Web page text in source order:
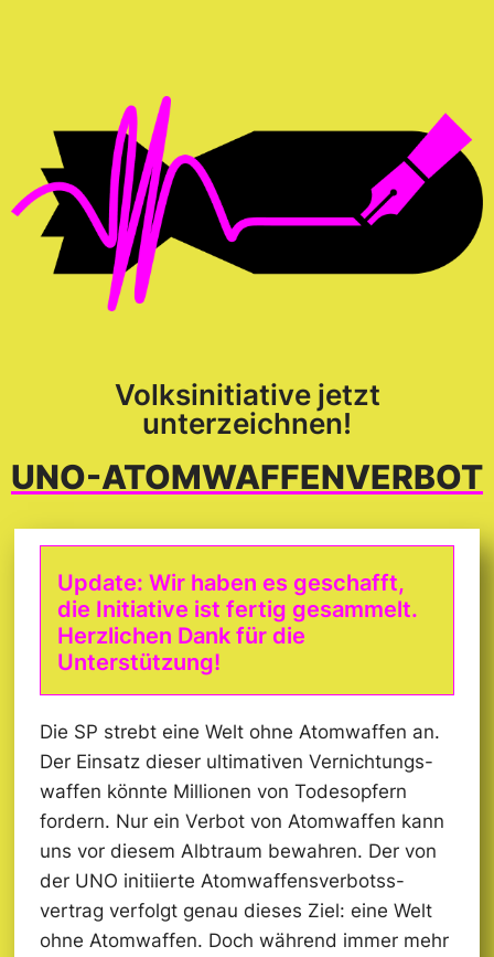
Volksinitiative jetzt
unterzeichnen!
UNO-ATOM­WAFFEN­VERBOT
Update: Wir haben es geschafft,
die Initiative ist fertig gesammelt.
Herzlichen Dank für die
Unterstützung!
Die SP strebt eine Welt ohne Atomwaffen an.
Der Einsatz dieser ultimativen Vernichtungs­
waffen könnte Millionen von Todesopfern
fordern. Nur ein Verbot von Atomwaffen kann
uns vor diesem Albtraum bewahren. Der von
der UNO initiierte Atomwaffens­verbotss­
vertrag verfolgt genau dieses Ziel: eine Welt
ohne Atomwaffen. Doch während immer mehr